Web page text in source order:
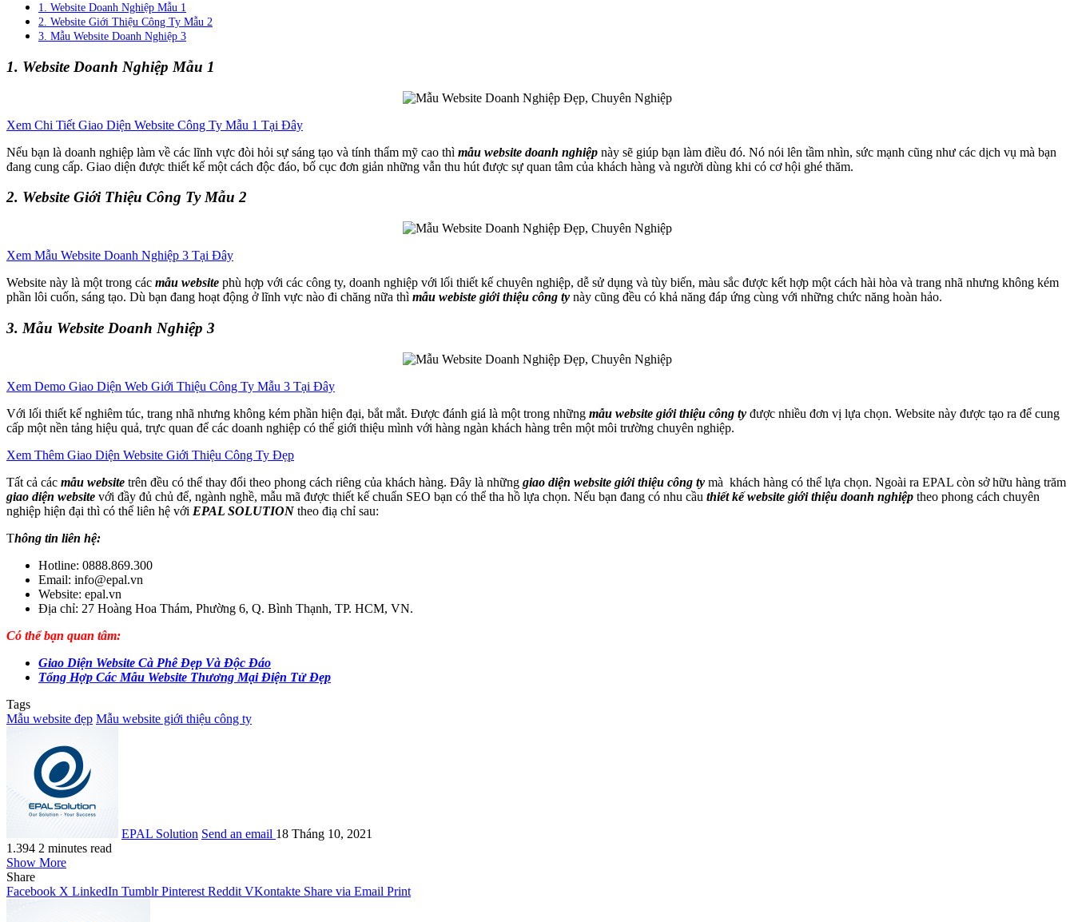
1. Website Doanh Nghiệp Mẫu 1
2. Website Giới Thiệu Công Ty Mẫu 2
3. Mẫu Website Doanh Nghiệp 3
1. Website Doanh Nghiệp Mẫu 1
Xem Chi Tiết Giao Diện Website Công Ty Mẫu 1 Tại Đây
Nếu bạn là doanh nghiệp làm về các lĩnh vực đòi hỏi sự sáng tạo và tính thẩm mỹ cao thì mẫu website doanh nghiệp này sẽ giúp bạn làm điều đó. Nó nói lên tầm nhìn, sức mạnh cũng như các dịch vụ mà bạn
đang cung cấp. Giao diện được thiết kế một cách độc đáo, bố cục đơn giản những vẫn thu hút được sự quan tâm của khách hàng và người dùng khi có cơ hội ghé thăm.
2. Website Giới Thiệu Công Ty Mẫu 2
Xem Mẫu Website Doanh Nghiệp 3 Tại Đây
Website này là một trong các mẫu website phù hợp với các công ty, doanh nghiệp với lối thiết kế chuyên nghiệp, dễ sử dụng và tùy biến, màu sắc được kết hợp một cách hài hòa và trang nhã nhưng không kém
phần lôi cuốn, sáng tạo. Dù bạn đang hoạt động ở lĩnh vực nào đi chăng nữa thì mẫu webiste giới thiệu công ty này cũng đều có khả năng đáp ứng cùng với những chức năng hoàn hảo.
3. Mẫu Website Doanh Nghiệp 3
Xem Demo Giao Diện Web Giới Thiệu Công Ty Mẫu 3 Tại Đây
Với lối thiết kế nghiêm túc, trang nhã nhưng không kém phần hiện đại, bắt mắt. Được đánh giá là một trong những mẫu website giới thiệu công ty được nhiều đơn vị lựa chọn. Website này được tạo ra để cung
cấp một nền tảng hiệu quả, trực quan để các doanh nghiệp có thể giới thiệu mình với hàng ngàn khách hàng trên một môi trường chuyên nghiệp.
Xem Thêm Giao Diện Website Giới Thiệu Công Ty Đẹp
Tất cả các mẫu website trên đều có thể thay đổi theo phong cách riêng của khách hàng. Đây là những giao diện website giới thiệu công ty mà khách hàng có thể lựa chọn. Ngoài ra EPAL còn sở hữu hàng trăm
giao diện website với đầy đủ chủ để, ngành nghề, mẫu mã được thiết kế chuẩn SEO bạn có thể tha hồ lựa chọn. Nếu bạn đang có nhu cầu thiết kế website giới thiệu doanh nghiệp theo phong cách chuyên
nghiệp hiện đại thì có thể liên hệ với EPAL SOLUTION theo điạ chỉ sau:
Thông tin liên hệ:
Hotline: 0888.869.300
Email: info@epal.vn
Website: epal.vn
Địa chỉ: 27 Hoàng Hoa Thám, Phường 6, Q. Bình Thạnh, TP. HCM, VN.
Có thể bạn quan tâm:
Giao Diện Website Cà Phê Đẹp Và Độc Đáo
Tổng Hợp Các Mẫu Website Thương Mại Điện Tử Đẹp
Tags
Mẫu website đẹp Mẫu website giới thiệu công ty
EPAL Solution Send an email 18 Tháng 10, 2021
1.394 2 minutes read
Show More
Share
Facebook X LinkedIn Tumblr Pinterest Reddit VKontakte Share via Email Print